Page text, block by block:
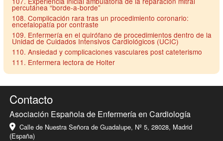
percutánea “borde-a-borde”
108. Complicación rara tras un procedimiento coronario:
encefalopatía por contraste
109. Enfermería en el quirófano de procedimientos dentro de la
Unidad de Cuidados Intensivos Cardiológicos (UCIC)
110. Ansiedad y complicaciones vasculares post cateterismo
111. Enfermera lectora de Holter
Contacto
Asociación Española de Enfermería en Cardiología
Calle de Nuestra Señora de Guadalupe, Nº 5, 28028, Madrid
(España)